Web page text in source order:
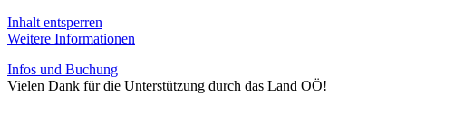
Inhalt entsperren
Weitere Informationen
Infos und Buchung
Vielen Dank für die Unterstützung durch das Land OÖ!